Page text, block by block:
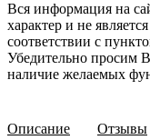
Вся информация на
характер и не
соответствии с
Убедительно просим
наличие желаемых
Описание Отзывы